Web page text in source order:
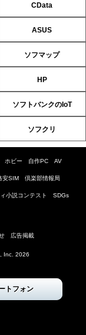
CData
ASUS
ソフマップ
HP
ソフトバンクのIoT
ソフクリ
ホビー 自作PC AV
安SIM 倶楽部情報局
小説コンテスト SDGs
広告掲載
Inc. 2026
トフォン